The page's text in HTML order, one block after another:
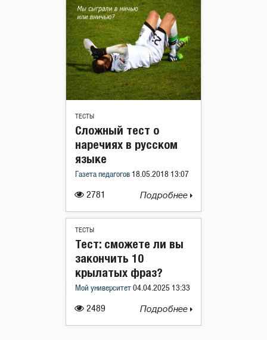
ТЕСТЫ
2781
Сложный тест о
наречиях в русском
языке
Газета педагогов 18.05.2018 13:07
Подробнее
ТЕСТЫ
2489
Тест: сможете ли вы
закончить 10
крылатых фраз?
Мой университет 04.04.2025 13:33
Подробнее